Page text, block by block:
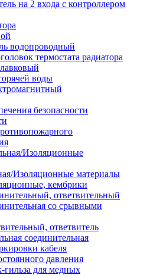
на 2 входа с контроллером
водопроводный
термостата радиатора
воды
безопасности
Изоляционные материалы
кембрики
ответвительный
со срывными
ответвитель
соединительная
кабеля
давления
гильза для медных